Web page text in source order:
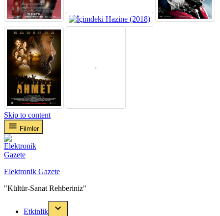
Skip to content
Filmler
Elektronik Gazete
"Kültür-Sanat Rehberiniz"
Etkinlik